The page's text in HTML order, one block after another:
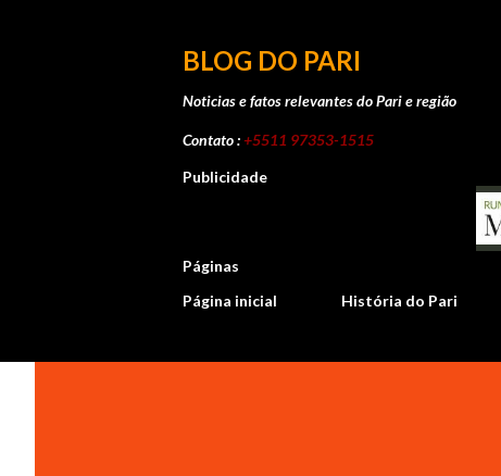
BLOG DO PARI
Noticias e fatos relevantes do Pari e região
Contato :+5511 97353-1515
Publicidade
Páginas
Página inicial
História do Pari